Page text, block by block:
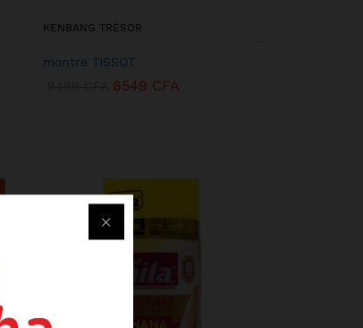
KENBANG TRÉSOR
montre TISSOT
8549 CFA